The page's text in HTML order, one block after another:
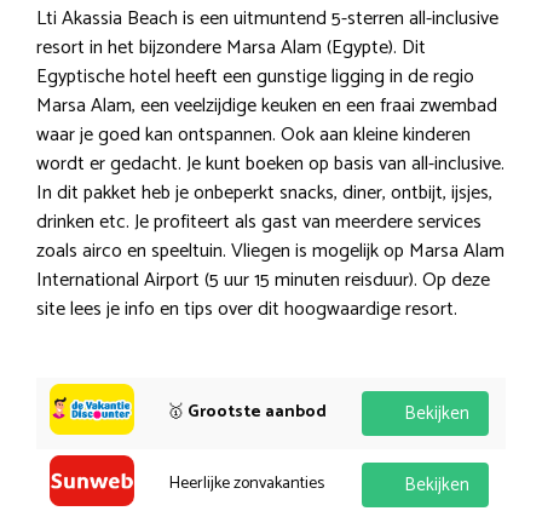
Lti Akassia Beach is een uitmuntend 5-sterren all-inclusive
resort in het bijzondere Marsa Alam (Egypte). Dit
Egyptische hotel heeft een gunstige ligging in de regio
Marsa Alam, een veelzijdige keuken en een fraai zwembad
waar je goed kan ontspannen. Ook aan kleine kinderen
wordt er gedacht. Je kunt boeken op basis van all-inclusive.
In dit pakket heb je onbeperkt snacks, diner, ontbijt, ijsjes,
drinken etc. Je profiteert als gast van meerdere services
zoals airco en speeltuin. Vliegen is mogelijk op Marsa Alam
International Airport (5 uur 15 minuten reisduur). Op deze
site lees je info en tips over dit hoogwaardige resort.
🥇 Grootste aanbod Bekijken
Heerlijke zonvakanties Bekijken